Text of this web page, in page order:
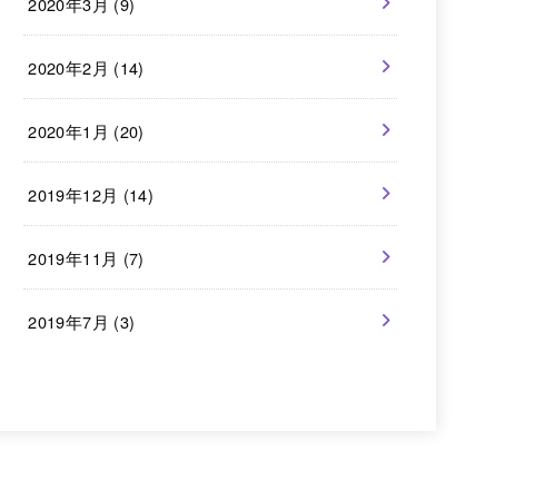
2020年2月 (14)
2020年1月 (20)
2019年12月 (14)
2019年11月 (7)
2019年7月 (3)